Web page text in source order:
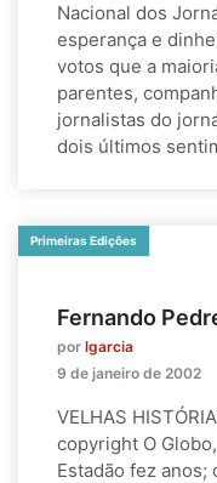
Nacional dos
esperança e
votos que a
parentes,
jornalistas do
dois últimos
Primeiras Edições
Fernando
por lgarcia
9 de janeiro de 2002
VELHAS
copyright O
Estadão fez